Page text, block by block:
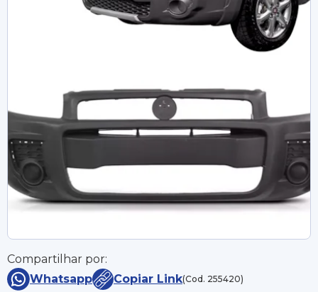
Compartilhar por:
Whatsapp
Copiar Link(Cod. 255420)